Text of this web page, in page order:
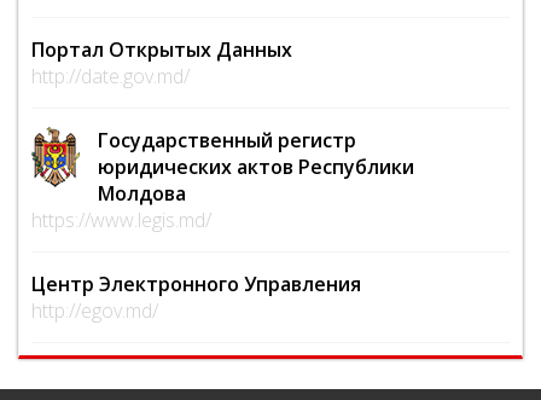
Портал Открытых Данных
http://date.gov.md/
Государственный регистр
юридических актов Республики
Молдова
https://www.legis.md/
Центр Электронного Управления
http://egov.md/